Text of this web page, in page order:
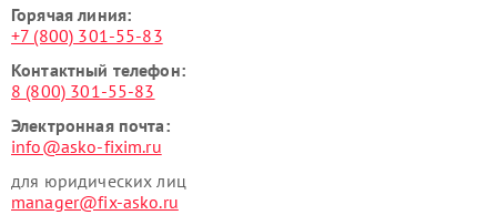
Горячая линия:
+7 (800) 301-55-83
Контактный телефон:
8 (800) 301-55-83
Электронная почта:
info@asko-fixim.ru
для юридических лиц
manager@fix-asko.ru